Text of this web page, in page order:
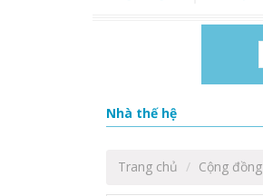
Nhà thế hệ
Trang chủ Cộng đồng